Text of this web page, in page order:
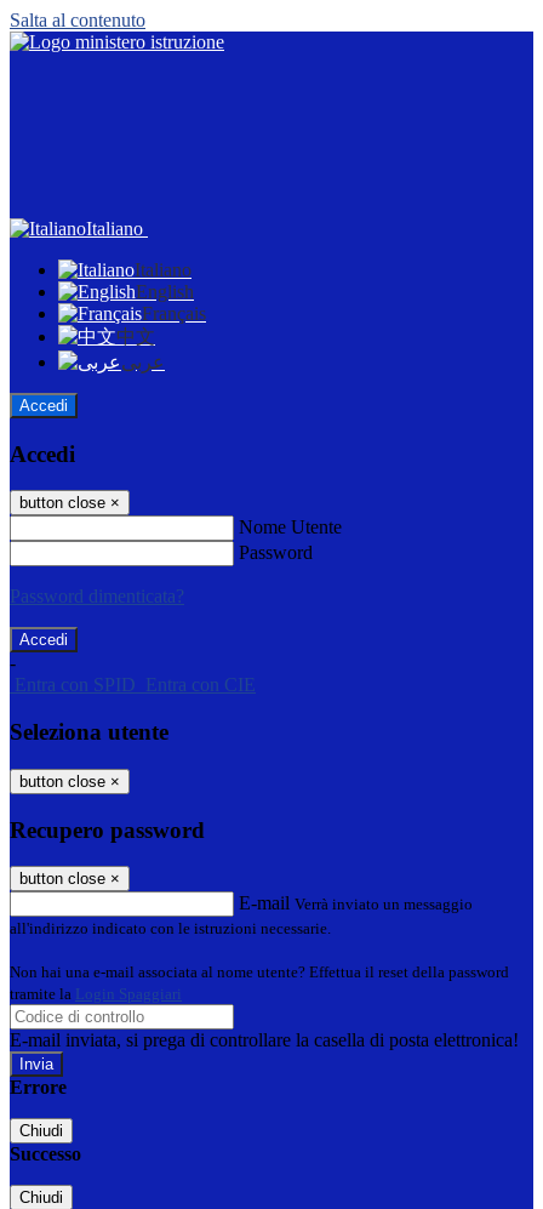
Salta al contenuto
Italiano
Italiano
English
Français
中文
عربى
Accedi
Accedi
button close ×
Nome Utente
Password
Password dimenticata?
-
Entra con SPID
Entra con CIE
Seleziona utente
button close ×
Recupero password
button close ×
E-mail Verrà inviato un messaggio
all'indirizzo indicato con le istruzioni necessarie.
Non hai una e-mail associata al nome utente? Effettua il reset della password
tramite la Login Spaggiari
E-mail inviata, si prega di controllare la casella di posta elettronica!
Errore
Chiudi
Successo
Chiudi